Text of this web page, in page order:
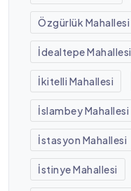
Özgürlük Mahallesi
İdealtepe Mahallesi
İkitelli Mahallesi
İslambey Mahallesi
İstasyon Mahallesi
İstinye Mahallesi